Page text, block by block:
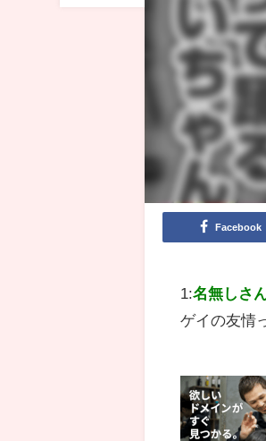
Facebook
1:名無しさ
ゲイの友情